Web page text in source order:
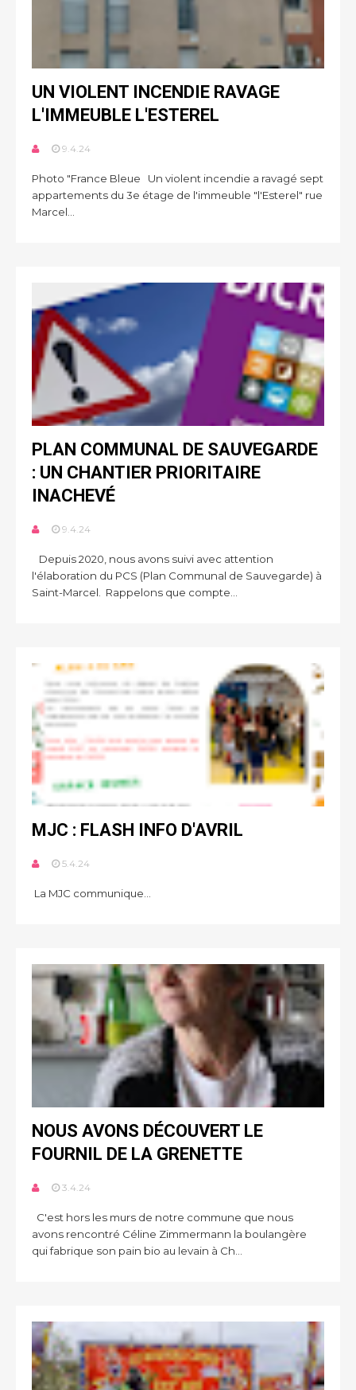
UN VIOLENT INCENDIE RAVAGE
L'IMMEUBLE L'ESTEREL
9.4.24
Photo "France Bleue Un violent incendie a ravagé sept
appartements du 3e étage de l'immeuble "l'Esterel" rue
Marcel...
PLAN COMMUNAL DE SAUVEGARDE
: UN CHANTIER PRIORITAIRE
INACHEVÉ
9.4.24
Depuis 2020, nous avons suivi avec attention
l'élaboration du PCS (Plan Communal de Sauvegarde) à
Saint-Marcel. Rappelons que compte...
MJC : FLASH INFO D'AVRIL
5.4.24
La MJC communique...
NOUS AVONS DÉCOUVERT LE
FOURNIL DE LA GRENETTE
3.4.24
C'est hors les murs de notre commune que nous
avons rencontré Céline Zimmermann la boulangère
qui fabrique son pain bio au levain à Ch...